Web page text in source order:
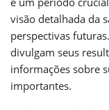
visão detalhada da
perspectivas
divulgam seus
informações sobre
importantes.